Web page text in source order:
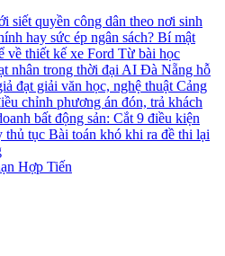
siết quyền công dân theo nơi sinh
hay sức ép ngân sách? Bí mật
về thiết kế xe Ford Từ bài học
nhân trong thời đại AI Đà Nẵng hỗ
đạt giải văn học, nghệ thuậtCảng
chỉnh phương án đón, trả khách
bất động sản: Cắt 9 điều kiện
thủ tục Bài toán khó khi ra đề thi lại